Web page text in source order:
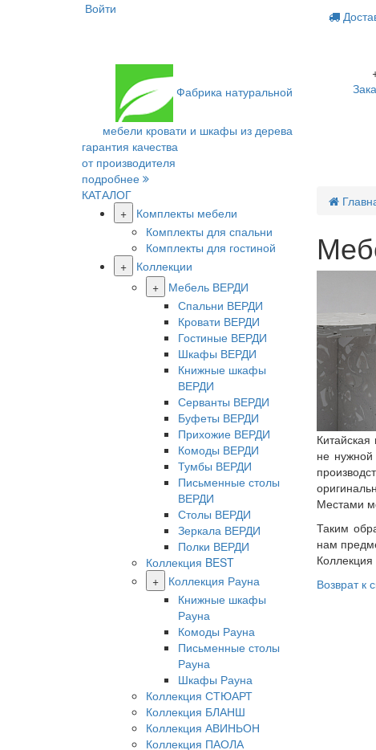
Войти
Фабрика натуральной
мебели кровати и шкафы из дерева
гарантия качества
от производителя
подробнее
КАТАЛОГ
+
Комплекты мебели
Комплекты для спальни
Комплекты для гостиной
+
Коллекции
+
Мебель ВЕРДИ
Спальни ВЕРДИ
Кровати ВЕРДИ
Гостиные ВЕРДИ
Шкафы ВЕРДИ
Книжные шкафы
ВЕРДИ
Серванты ВЕРДИ
Буфеты ВЕРДИ
Прихожие ВЕРДИ
Комоды ВЕРДИ
Тумбы ВЕРДИ
Письменные столы
ВЕРДИ
Столы ВЕРДИ
Зеркала ВЕРДИ
Полки ВЕРДИ
Коллекция BEST
+
Коллекция Рауна
Книжные шкафы
Рауна
Комоды Рауна
Письменные столы
Рауна
Шкафы Рауна
Коллекция СТЮАРТ
Коллекция БЛАНШ
Коллекция АВИНЬОН
Коллекция ПАОЛА
не
Местами
Таким
нам
Возврат к